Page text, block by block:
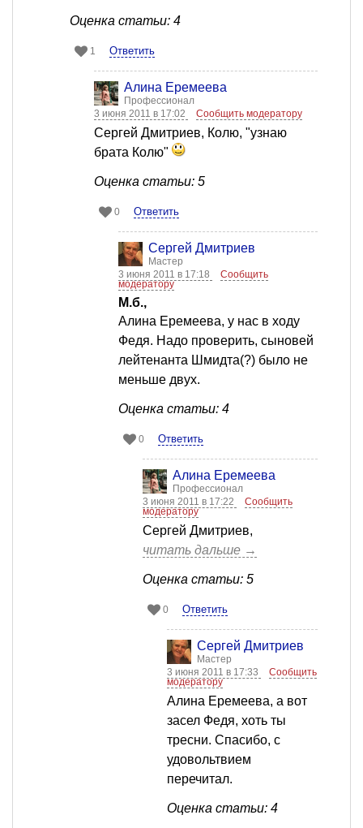
Оценка статьи: 4
1 Ответить
Алина Еремеева
Профессионал
3 июня 2011 в 17:02
Сообщить модератору
Сергей Дмитриев, Колю, "узнаю
брата Колю"
Оценка статьи: 5
0 Ответить
Сергей Дмитриев
Мастер
3 июня 2011 в 17:18
Сообщить
модератору
М.б.,
Алина Еремеева, у нас в ходу
Федя. Надо проверить, сыновей
лейтенанта Шмидта(?) было не
меньше двух.
Оценка статьи: 4
0 Ответить
Алина Еремеева
Профессионал
3 июня 2011 в 17:22
Сообщить
модератору
Сергей Дмитриев,
читать дальше →
Оценка статьи: 5
0 Ответить
Сергей Дмитриев
Мастер
3 июня 2011 в 17:33
Сообщить
модератору
Алина Еремеева, а вот
засел Федя, хоть ты
тресни. Спасибо, с
удовольтвием
перечитал.
Оценка статьи: 4